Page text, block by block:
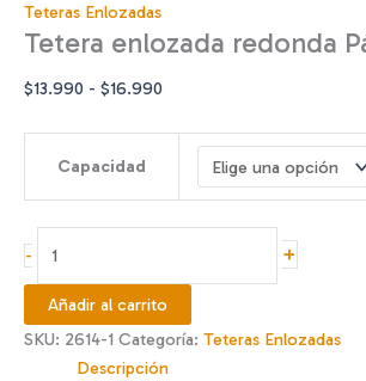
Teteras Enlozadas
Tetera enlozada redonda
$13.990 - $16.990
precios:
$13.990
hasta
Capacidad
-
enlozada
redonda
Pájaro
+
Añadir al carrito
SKU: 2614-1 Categoría: Teteras Enlozadas
Descripción